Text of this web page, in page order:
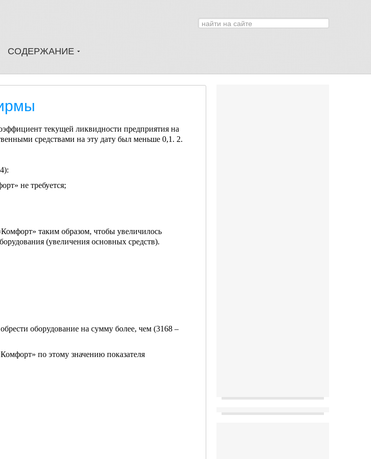
СОДЕРЖАНИЕ
текущей ликвидности предприятия на
средствами на эту дату был меньше 0,1. 2.
не требуется;
таким образом, чтобы увеличилось
(увеличения основных средств).
оборудование на сумму более, чем (3168 –
по этому значению показателя